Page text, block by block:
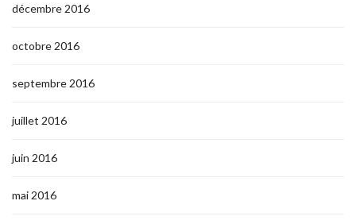
décembre 2016
octobre 2016
septembre 2016
juillet 2016
juin 2016
mai 2016